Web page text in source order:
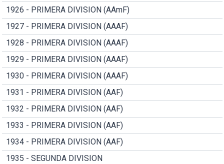
1926 - PRIMERA DIVISION (AAmF)
1927 - PRIMERA DIVISION (AAAF)
1928 - PRIMERA DIVISION (AAAF)
1929 - PRIMERA DIVISION (AAAF)
1930 - PRIMERA DIVISION (AAAF)
1931 - PRIMERA DIVISION (AAF)
1932 - PRIMERA DIVISION (AAF)
1933 - PRIMERA DIVISION (AAF)
1934 - PRIMERA DIVISION (AAF)
1935 - SEGUNDA DIVISION